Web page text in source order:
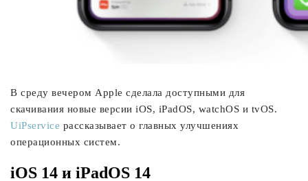
В среду вечером Apple сделала доступными для
скачивания новые версии iOS, iPadOS, watchOS и tvOS.
UiPservice рассказывает о главных улучшениях
операционных систем.
iOS 14 и iPadOS 14